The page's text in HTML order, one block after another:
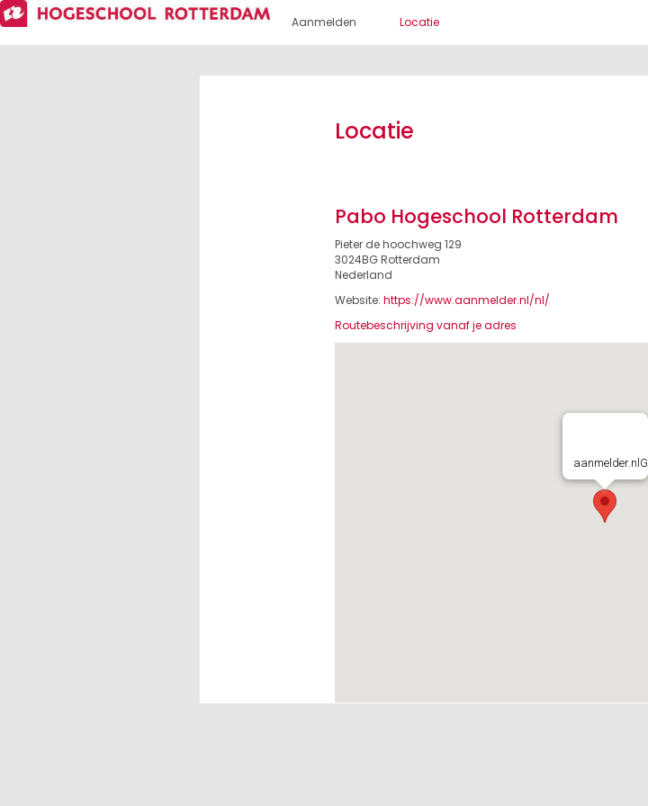
Aanmelden Locatie
Locatie
Pabo Hogeschool Rotterdam
Pieter de hoochweg 129
3024BG Rotterdam
Nederland
Website: https://www.aanmelder.nl/nl/
Routebeschrijving vanaf je adres
aanmelder.nlG